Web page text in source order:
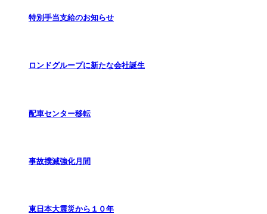
特別手当支給のお知らせ
ロンドグループに新たな会社誕生
配車センター移転
事故撲滅強化月間
東日本大震災から１０年